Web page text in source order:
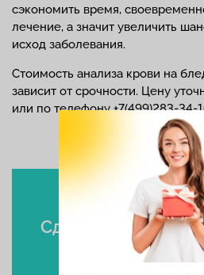
сэкономить время,
лечение, а значит увеличить
исход заболевания.
Стоимость анализа крови на
зависит от срочности. Цену
или по телефону +7(499)283-34-
Сдать
анализ